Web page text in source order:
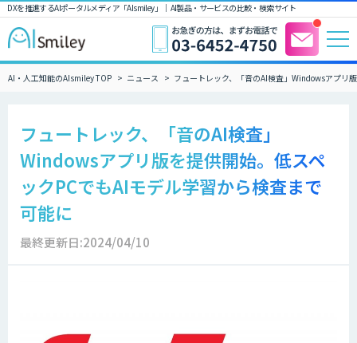
DXを推進するAIポータルメディア「AIsmiley」｜ AI製品・サービスの比較・検索サイト
AI・人工知能のAIsmiley TOP ニュース フュートレック、「音のAI検査」Windowsアプリ
フュートレック、「音のAI検査」
Windowsアプリ版を提供開始。低スペ
ックPCでもAIモデル学習から検査まで
可能に
最終更新日:2024/04/10